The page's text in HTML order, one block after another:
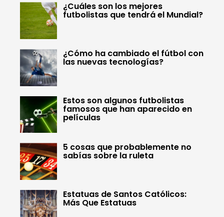
¿Cuáles son los mejores
futbolistas que tendrá el Mundial?
¿Cómo ha cambiado el fútbol con
las nuevas tecnologías?
Estos son algunos futbolistas
famosos que han aparecido en
películas
5 cosas que probablemente no
sabías sobre la ruleta
Estatuas de Santos Católicos:
Más Que Estatuas